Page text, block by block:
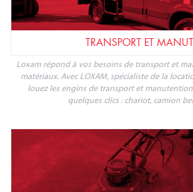
TRANSPORT ET
Loxam répond à vos besoins de transport et
matériaux. Avec LOXAM, spécialiste de la
louez les engins de transport et
quelques clics : chariot, camion